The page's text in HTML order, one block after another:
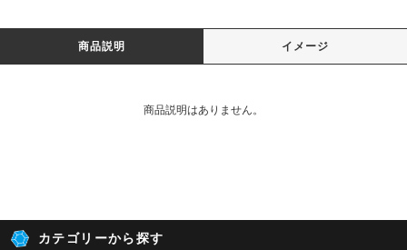
商品説明 イメージ
商品説明はありません。
カテゴリーから探す